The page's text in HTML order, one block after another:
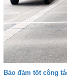
Bảo đảm tốt công